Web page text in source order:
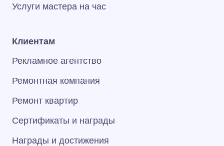
Услуги мастера на час
Клиентам
Рекламное агентство
Ремонтная компания
Ремонт квартир
Сертификаты и награды
Награды и достижения